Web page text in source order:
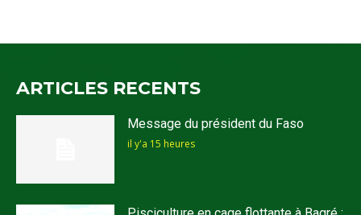
ARTICLES RECENTS
Message du président du Faso
il y'a 15 heures